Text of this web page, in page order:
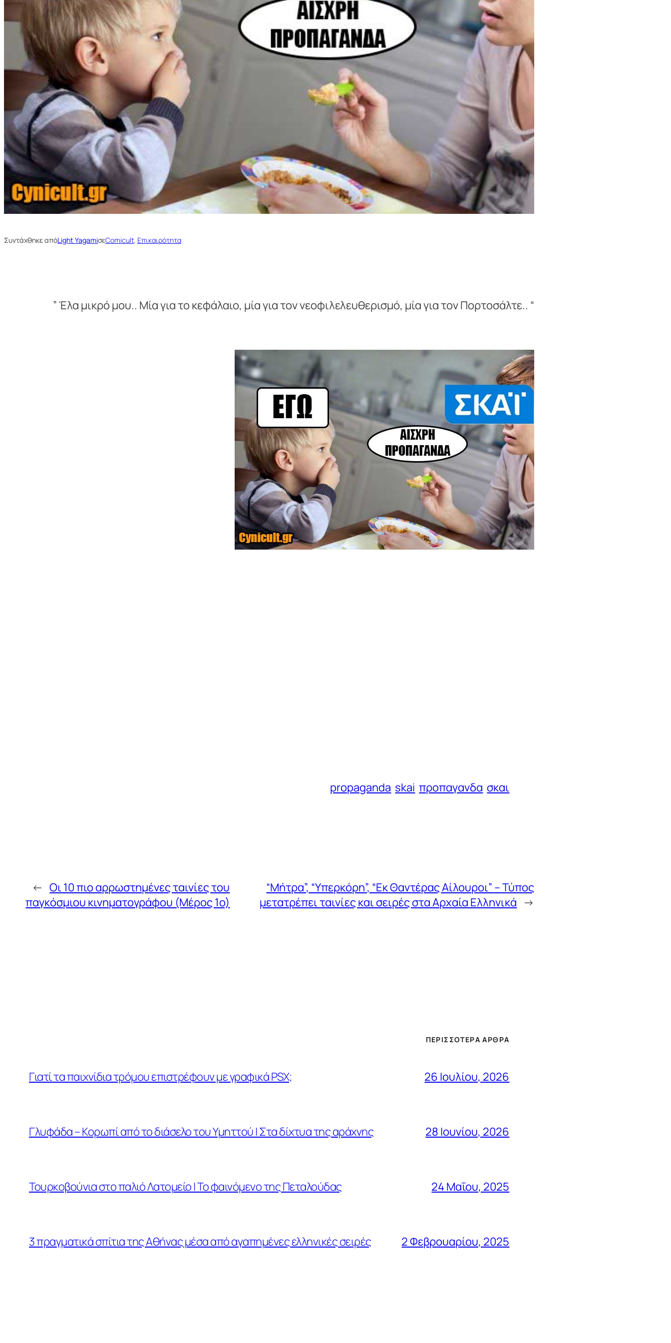
Συντάχθηκε απόLight YagamiσεComicult, Επικαιρότητα
” Έλα μικρό μου.. Μία για το κεφάλαιο, μία για τον νεοφιλελευθερισμό, μία για τον Πορτοσάλτε.. “
propaganda skai προπαγανδα σκαι
← Οι 10 πιο αρρωστημένες ταινίες του
παγκόσμιου κινηματογράφου (Μέρος 1ο)
“Μήτρα”, “Υπερκόρη”, “Εκ Θαντέρας Αίλουροι” – Τύπος
μετατρέπει ταινίες και σειρές στα Aρχαία Ελληνικά →
ΠΕΡΙΣΣΌΤΕΡΑ ΆΡΘΡΑ
Γιατί τα παιχνίδια τρόμου επιστρέφουν με γραφικά PSX; 26 Ιουλίου, 2026
Γλυφάδα – Κορωπί από το διάσελο του Υμηττού | Στα δίχτυα της αράχνης 28 Ιουνίου, 2026
Τουρκοβούνια στο παλιό Λατομείο | Το φαινόμενο της Πεταλούδας 24 Μαΐου, 2025
3 πραγματικά σπίτια της Αθήνας μέσα από αγαπημένες ελληνικές σειρές 2 Φεβρουαρίου, 2025